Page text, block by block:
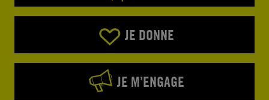
JE DONNE
JE M’ENGAGE